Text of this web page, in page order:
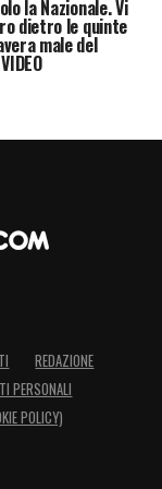
e
i
Una nuova
un calciatore
NEWS
la Nazionale. Vi
dietro le quinte
male del
REDAZIONE
PERSONALI
POLICY)